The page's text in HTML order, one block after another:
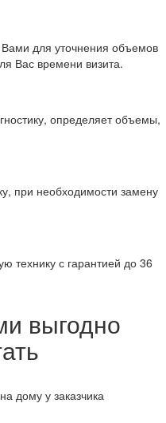
для уточнения объемов
Вас времени визита.
определяет объемы,
при необходимости замену
технику с гарантией до 36
выгодно
дому у заказчика